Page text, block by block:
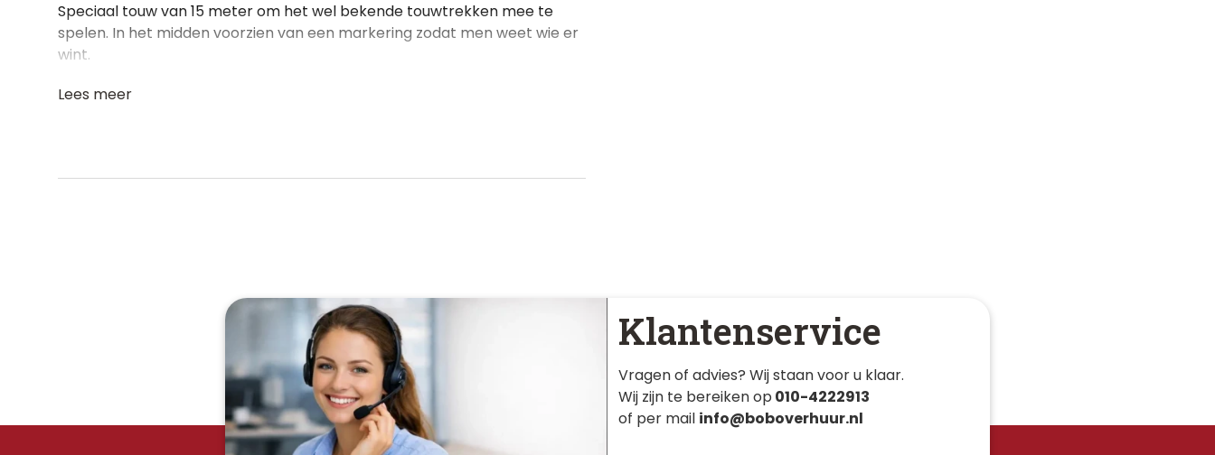
Speciaal touw van 15 meter om het wel bekende touwtrekken mee te
spelen. In het midden voorzien van een markering zodat men weet wie er
wint.
Lees meer
Klantenservice
Vragen of advies? Wij staan voor u klaar.
Wij zijn te bereiken op 010-4222913
of per mail info@boboverhuur.nl